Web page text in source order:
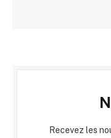
Recevez les